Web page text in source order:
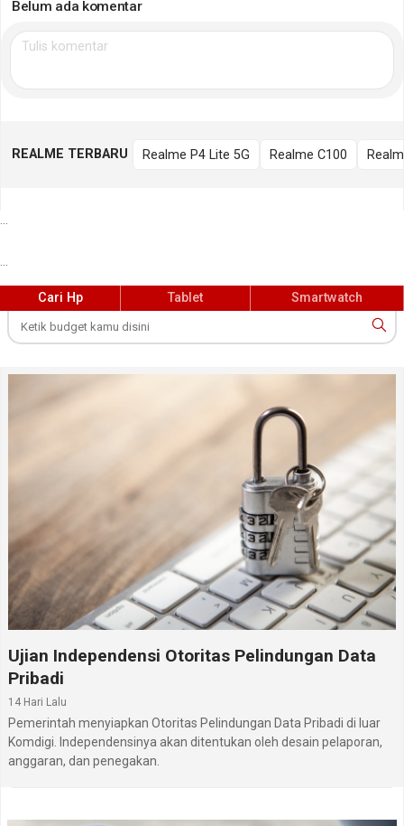
Belum ada komentar
REALME TERBARU Realme P4 Lite 5G Realme C100
Cari Hp Tablet Smartwatch
Ujian Independensi Otoritas Pelindungan Data
Pribadi
14 Hari Lalu
Pemerintah menyiapkan Otoritas Pelindungan Data Pribadi di luar
Komdigi. Independensinya akan ditentukan oleh desain pelaporan,
anggaran, dan penegakan.